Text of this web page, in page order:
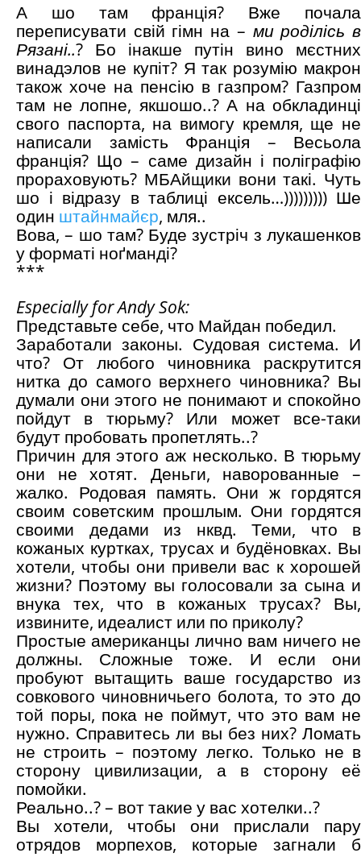
А шо там франція? Вже почала
переписувати свій гімн на – ми роділісь в
Рязані..? Бо інакше путін вино мєстних
винадэлов не купіт? Я так розумію макрон
також хоче на пенсію в газпром? Газпром
там не лопне, якшошо..? А на обкладинці
свого паспорта, на вимогу кремля, ще не
написали замість Франція – Весьола
франція? Що – саме дизайн і поліграфію
прораховують? МБАйщики вони такі. Чуть
шо і відразу в таблиці ексель…))))))))) Ше
один штайнмайєр, мля..
Вова, – шо там? Буде зустріч з лукашенков
у форматі ноґманді?
***
Especially for Andy Sok:
Представьте себе, что Майдан победил.
Заработали законы. Судовая система. И
что? От любого чиновника раскрутится
нитка до самого верхнего чиновника? Вы
думали они этого не понимают и спокойно
пойдут в тюрьму? Или может все-таки
будут пробовать пропетлять..?
Причин для этого аж несколько. В тюрьму
они не хотят. Деньги, наворованные –
жалко. Родовая память. Они ж гордятся
своим советским прошлым. Они гордятся
своими дедами из нквд. Теми, что в
кожаных куртках, трусах и будёновках. Вы
хотели, чтобы они привели вас к хорошей
жизни? Поэтому вы голосовали за сына и
внука тех, что в кожаных трусах? Вы,
извините, идеалист или по приколу?
Простые американцы лично вам ничего не
должны. Сложные тоже. И если они
пробуют вытащить ваше государство из
совкового чиновничьего болота, то это до
той поры, пока не поймут, что это вам не
нужно. Справитесь ли вы без них? Ломать
не строить – поэтому легко. Только не в
сторону цивилизации, а в сторону её
помойки.
Реально..? – вот такие у вас хотелки..?
Вы хотели, чтобы они прислали пару
отрядов морпехов, которые загнали б